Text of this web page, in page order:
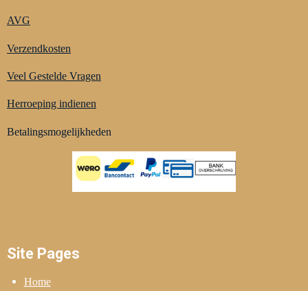
AVG
Verzendkosten
Veel Gestelde Vragen
Herroeping indienen
Betalingsmogelijkheden
Site Pages
Home